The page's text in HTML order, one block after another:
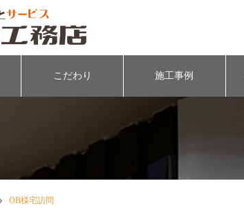
こだわり 施工事例
OB様宅訪問